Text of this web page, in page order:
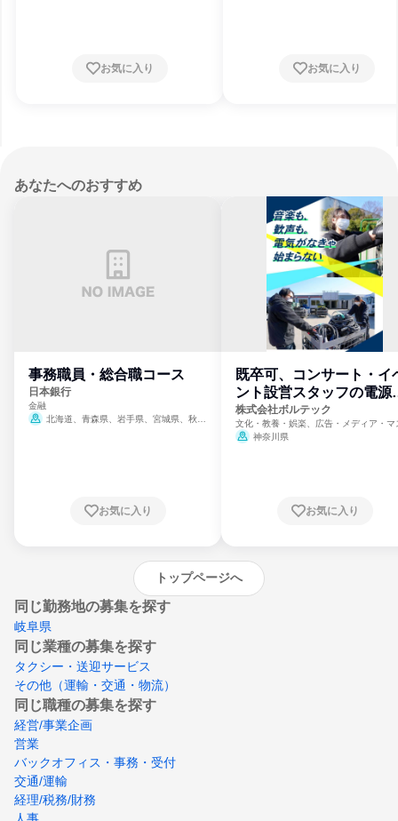
お気に入り お気に入り
あなたへのおすすめ
事務職員・総合職コース
日本銀行
金融
北海道、青森県、岩手県、宮城県、秋田
崎県、熊本県、大分県、宮崎県、鹿児島県、
お気に入り
既卒可、コンサート・イ
ント設営スタッフの電源
門
株式会社ボルテック
文化・教養・娯楽、広告・メディア・マ
ミ、電力・ガス・水道・エネルギー
神奈川県
お気に入り
トップページへ
同じ勤務地の募集を探す
岐阜県
同じ業種の募集を探す
タクシー・送迎サービス
その他（運輸・交通・物流）
同じ職種の募集を探す
経営/事業企画
営業
バックオフィス・事務・受付
交通/運輸
経理/税務/財務
人事